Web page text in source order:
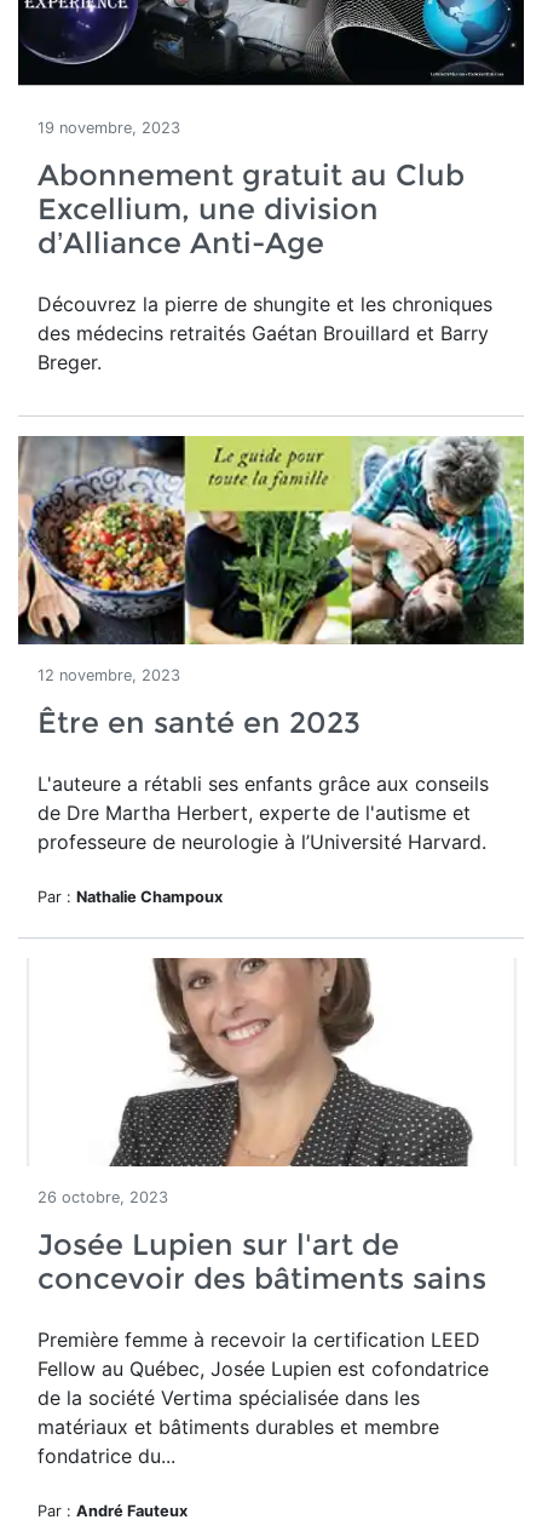
19 novembre, 2023
Abonnement gratuit au Club
Excellium, une division
d’Alliance Anti-Age
Découvrez la pierre de shungite et les chroniques
des médecins retraités Gaétan Brouillard et Barry
Breger.
12 novembre, 2023
Être en santé en 2023
L'auteure a rétabli ses enfants grâce aux conseils
de Dre Martha Herbert, experte de l'autisme et
professeure de neurologie à l’Université Harvard.
Par : Nathalie Champoux
26 octobre, 2023
Josée Lupien sur l'art de
concevoir des bâtiments sains
Première femme à recevoir la certification LEED
Fellow au Québec, Josée Lupien est cofondatrice
de la société Vertima spécialisée dans les
matériaux et bâtiments durables et membre
fondatrice du...
Par : André Fauteux